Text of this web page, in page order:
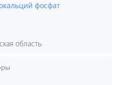
фосфат
область